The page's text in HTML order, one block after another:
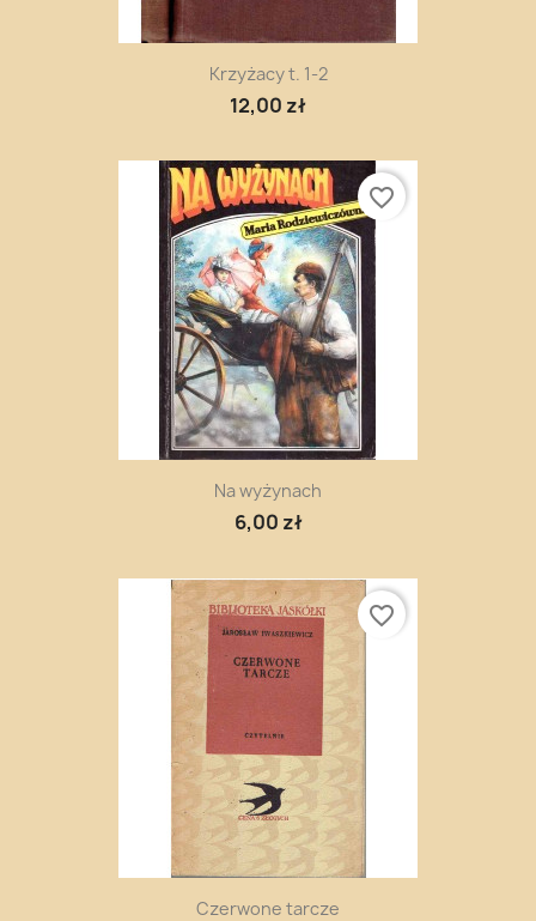
Krzyżacy t. 1-2
12,00 zł
Na wyżynach
6,00 zł
favorite_border
Czerwone tarcze
favorite_border